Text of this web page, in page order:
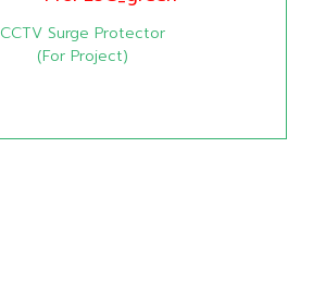
CCTV Surge Protector
(For Project)